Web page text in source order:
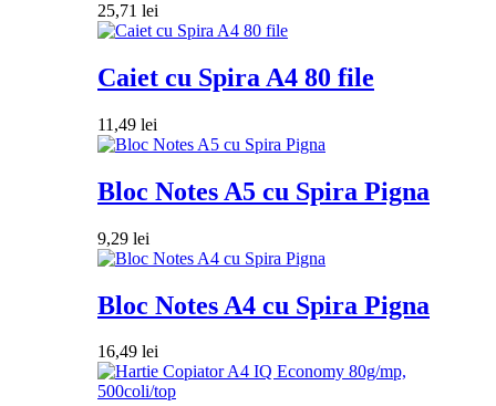
25,71 lei
Caiet cu Spira A4 80 file
11,49 lei
Bloc Notes A5 cu Spira Pigna
9,29 lei
Bloc Notes A4 cu Spira Pigna
16,49 lei